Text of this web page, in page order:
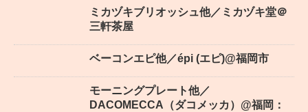
ミカヅキブリオッシュ他／ミカヅキ堂＠
三軒茶屋
ベーコンエピ他／épi (エピ)@福岡市
モーニングプレート他／
DACOMECCA（ダコメッカ）@福岡：